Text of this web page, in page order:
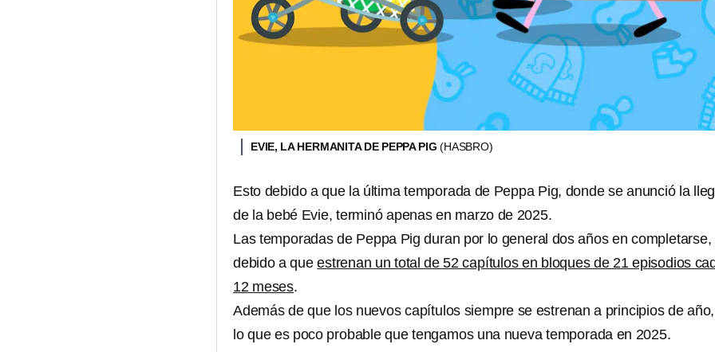
EVIE, LA HERMANITA DE PEPPA PIG(HASBRO)
Esto debido a que la última temporada de Peppa Pig, donde se anunció la
de la bebé Evie, terminó apenas en marzo de 2025.
Las temporadas de Peppa Pig duran por lo general dos años en completarse,
debido a queestrenan un total de 52 capítulos en bloques de 21 episodios
12 meses.
Además de que los nuevos capítulos siempre se estrenan a principios de
lo que es poco probable que tengamos una nueva temporada en 2025.